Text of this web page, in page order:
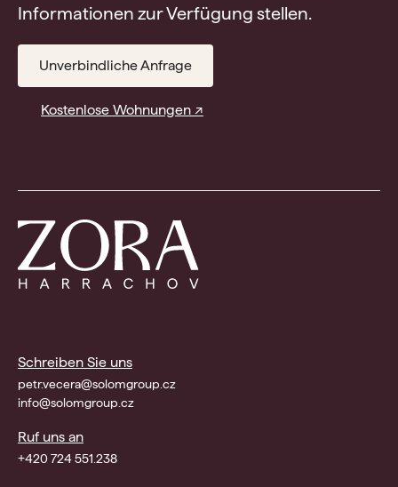
Informationen zur Verfügung stellen.
Unverbindliche Anfrage
Kostenlose Wohnungen ↗
Schreiben Sie uns
petr.vecera@solomgroup.cz
info@solomgroup.cz
Ruf uns an
+420 724 551.238